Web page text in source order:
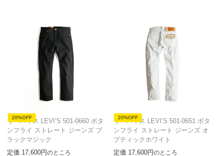
20%OFF
リーバイス LEVI’S 501-0660 ボタ
ンフライ ストレート ジーンズ ブ
ラックマジック
定価 17,600 のところ
20%OFF
リーバイス LEVI’S 501-0651 ボタ
ンフライ ストレート ジーンズ オ
プティックホワイト
定価 17,600 のところ